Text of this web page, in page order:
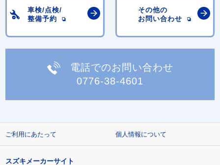
車検/点検/
整備予約
その他の
お問い合わせ
電話でのお問い合わせ
0776-38-4601
ご利用にあたって 個人情報について
スズキメーカーサイト